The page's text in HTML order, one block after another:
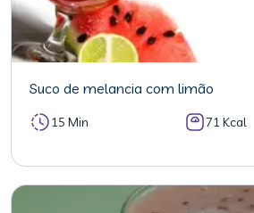
Suco de melancia com limão
15 Min 71 Kcal